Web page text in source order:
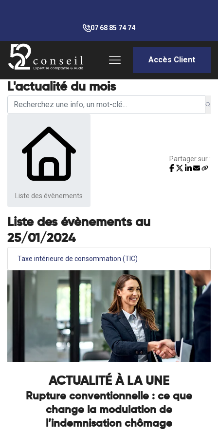
07 68 85 74 74
Accès Client
L'actualité du mois
Liste des évènements
Partager sur :
Liste des évènements au
25/01/2024
Taxe intérieure de consommation (TIC)
ACTUALITÉ À LA UNE
Rupture conventionnelle : ce que
change la modulation de
l’indemnisation chômage